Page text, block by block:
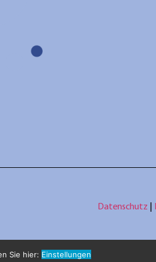
Datenschutz
aus. OK
Sie hier: Einstellungen